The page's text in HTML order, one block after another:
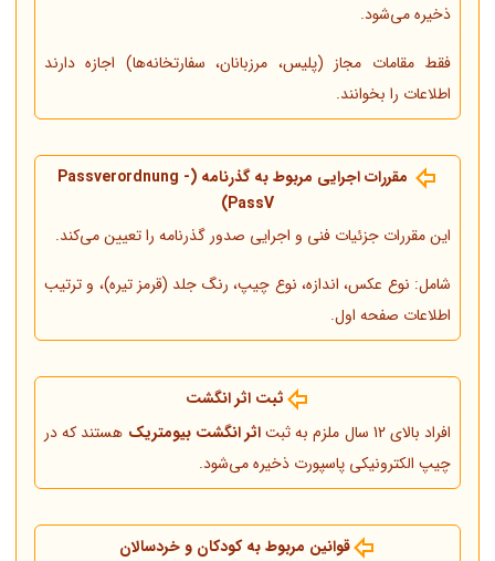
ذخیره می‌شود.
فقط مقامات مجاز (پلیس، مرزبانان، سفارتخانه‌ها) اجازه دارند
اطلاعات را بخوانند.
مقررات اجرایی مربوط به گذرنامه (Passverordnung -
PassV)
این مقررات جزئیات فنی و اجرایی صدور گذرنامه را تعیین می‌کند.
شامل: نوع عکس، اندازه، نوع چیپ، رنگ جلد (قرمز تیره)، و ترتیب
اطلاعات صفحه اول.
ثبت اثر انگشت
افراد بالای 12 سال ملزم به ثبت
اثر انگشت بیومتریک هستند که در
چیپ الکترونیکی پاسپورت ذخیره می‌شود.
قوانین مربوط به کودکان و خردسالان